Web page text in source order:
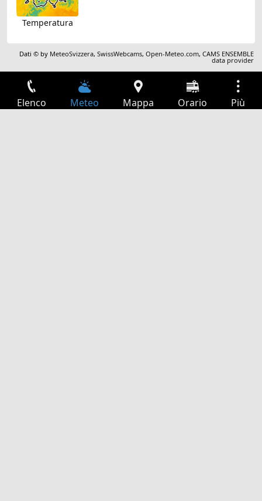
Temperatura
Dati © by MeteoSvizzera,SwissWebcams,Open-Meteo.com,CAMS ENSEMBLE
data provider
Elenco Meteo Mappa Orario Più